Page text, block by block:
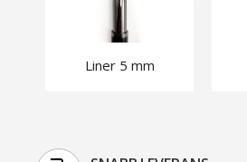
Liner 5 mm